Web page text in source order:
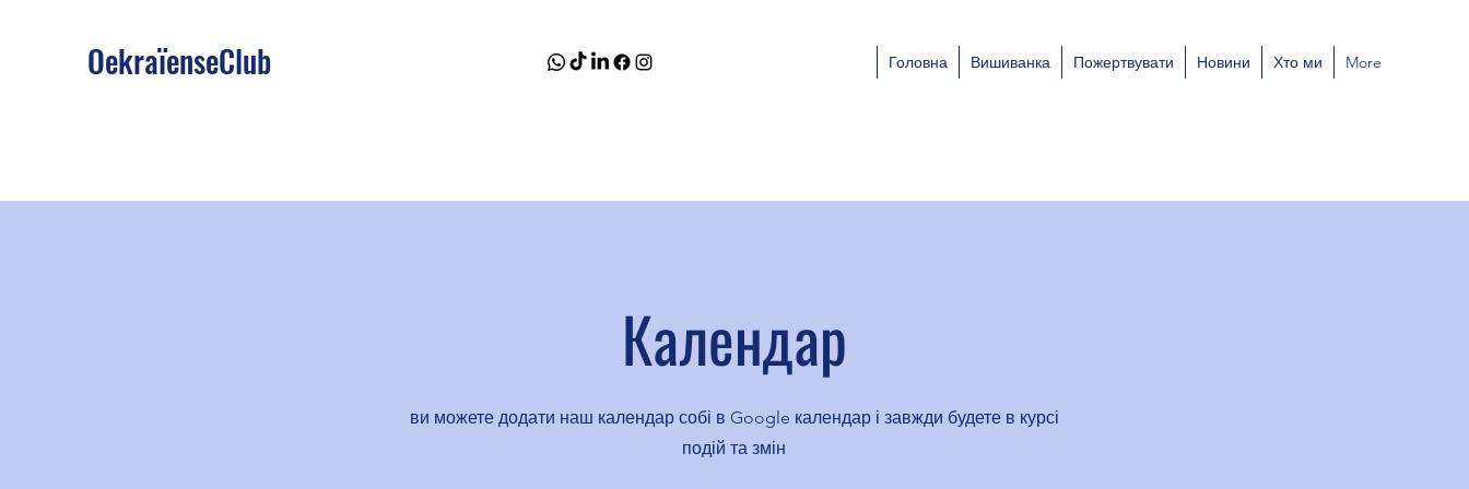
OekraïenseClub Головна Вишиванка Пожертвувати Новини Хто ми More
Календар
ви можете додати наш календар собі в Google календар і завжди будете в курсі
подій та змін